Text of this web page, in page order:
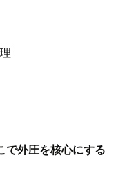
で外圧を核心にする